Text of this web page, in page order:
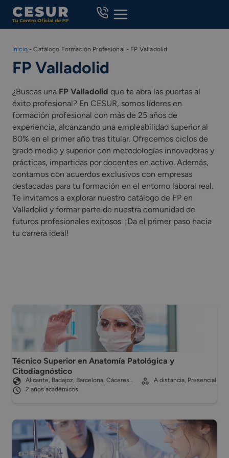
Skip
content
Inicio-Catálogo Formación Profesional - FP Valladolid
FP Valladolid
¿Buscas una FP Valladolid que te abra las puertas al
éxito profesional? En CESUR, somos líderes en
formación profesional con más de 25 años de
experiencia, alcanzando una empleabilidad superior al
80% en el primer año tras titular. Ofrecemos ciclos de
grado medio y superior con metodologías innovadoras y
prácticas, impartidas por docentes en activo. Además,
contamos con acuerdos exclusivos con empresas
destacadas para tu formación en el entorno laboral real.
Te invitamos a explorar nuestro catálogo de FP en
Valladolid y formar parte de nuestra comunidad de
futuros profesionales exitosos. ¡Da el primer paso hacia
tu carrera ideal!
Técnico Superior en Anatomía Patológica y
Citodiagnóstico
Alicante, Badajoz, Barcelona, Cáceres…
2 años académicos
A distancia, Presencial